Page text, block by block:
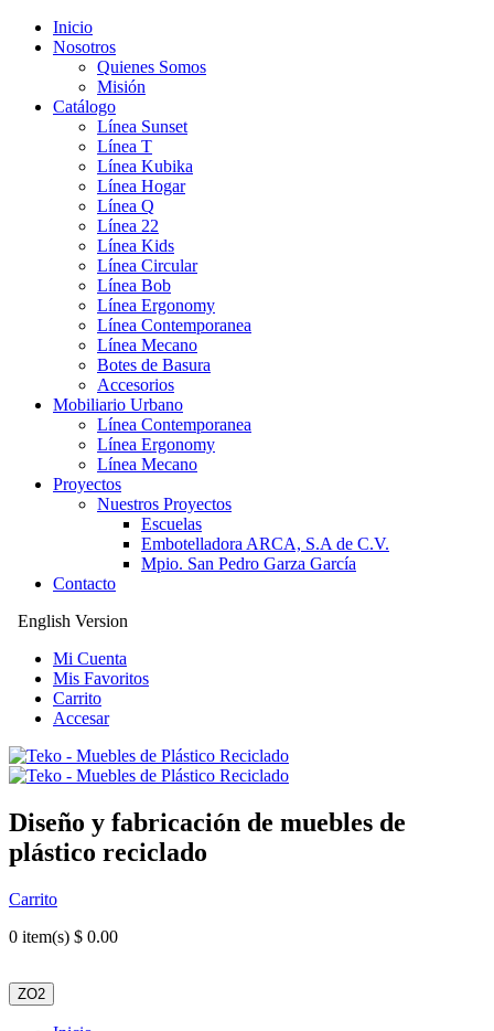
Inicio
Nosotros
Quienes Somos
Misión
Catálogo
Línea Sunset
Línea T
Línea Kubika
Línea Hogar
Línea Q
Línea 22
Línea Kids
Línea Circular
Línea Bob
Línea Ergonomy
Línea Contemporanea
Línea Mecano
Botes de Basura
Accesorios
Mobiliario Urbano
Línea Contemporanea
Línea Ergonomy
Línea Mecano
Proyectos
Nuestros Proyectos
Escuelas
Embotelladora ARCA, S.A de C.V.
Mpio. San Pedro Garza García
Contacto
English Version
Mi Cuenta
Mis Favoritos
Carrito
Accesar
Diseño y fabricación de muebles de
plástico reciclado
Carrito
0 item(s) $ 0.00
ZO2